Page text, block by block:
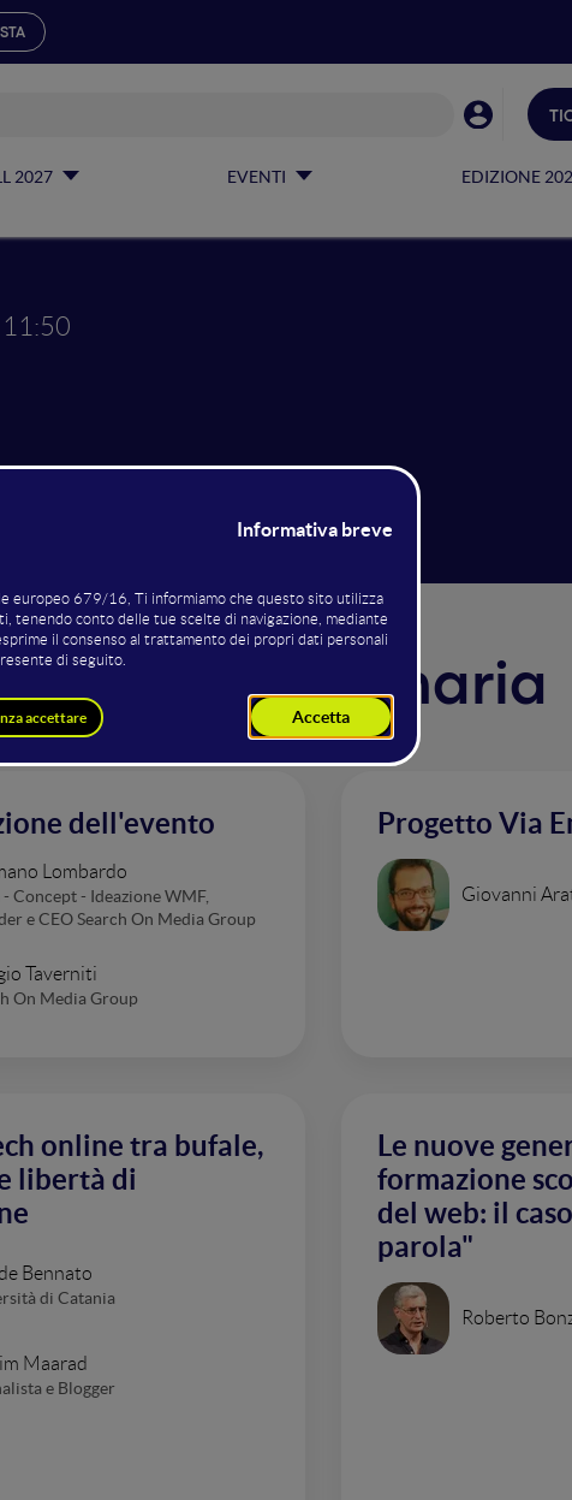
2027 EVENTI EDIZIONE
sala Plenaria
dell'evento
Lombardo
- Concept - Ideazione WMF,
e CEO Search On Media Group
Taverniti
On Media Group
Progetto Via
Giovanni
online tra bufale,
libertà di
Bennato
di Catania
Maarad
e Blogger
Le nuove
formazione
del web: il
parola"
Roberto